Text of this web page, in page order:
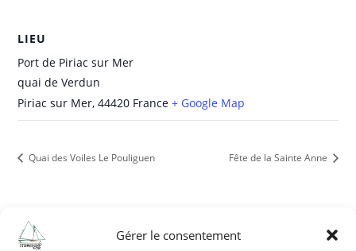
Gérer le consentement
LIEU
Port de Piriac sur Mer
quai de Verdun
Piriac sur Mer, 44420 France + Google Map
Quai des Voiles Le Pouliguen Fête de la Sainte Anne
Adhésion 2026 :